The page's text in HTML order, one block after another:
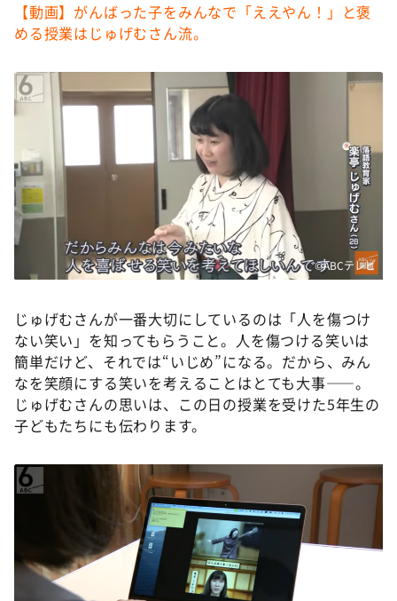
【動画】がんばった子をみんなで「ええやん！」と褒
める授業はじゅげむさん流。
©ABCテレビ
じゅげむさんが一番大切にしているのは「人を傷つけ
ない笑い」を知ってもらうこと。人を傷つける笑いは
簡単だけど、それでは“いじめ”になる。だから、みん
なを笑顔にする笑いを考えることはとても大事――。
じゅげむさんの思いは、この日の授業を受けた5年生の
子どもたちにも伝わります。